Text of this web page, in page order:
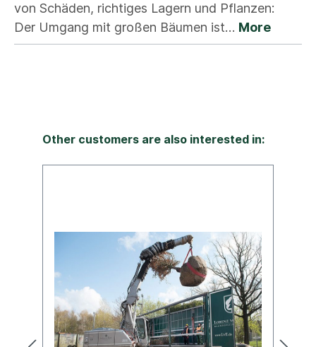
von Schäden, richtiges Lagern und Pflanzen:
Der Umgang mit großen Bäumen ist… More
Other customers are also interested in: